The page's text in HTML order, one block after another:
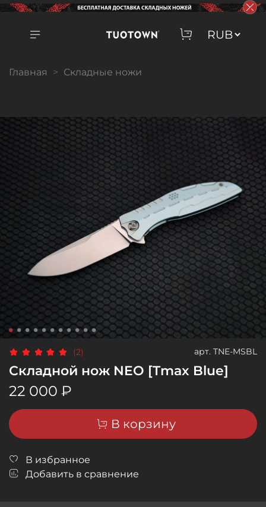
Главная Складные ножи
(2) арт. TNE-MSBL
Складной нож NEO [Tmax Blue]
22 000 ₽
В корзину
В избранное
Добавить в сравнение